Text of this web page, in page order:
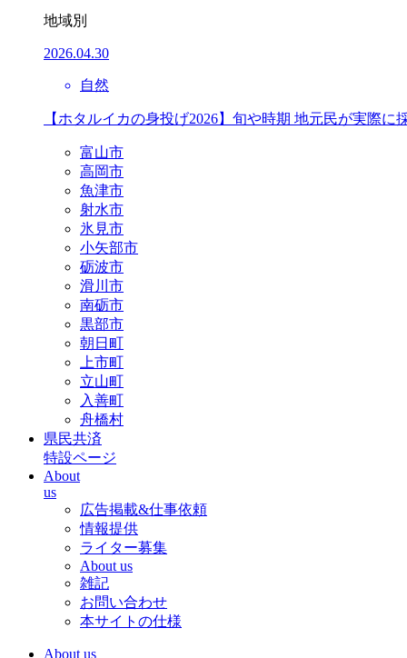
地域別
2026.04.30
自然
【ホタルイカの身投げ2026】旬や時期 地元民が実際に
富山市
高岡市
魚津市
射水市
氷見市
小矢部市
砺波市
滑川市
南砺市
黒部市
朝日町
上市町
立山町
入善町
舟橋村
県民共済
特設ページ
About
us
広告掲載&仕事依頼
情報提供
ライター募集
About us
雑記
お問い合わせ
本サイトの仕様
About us